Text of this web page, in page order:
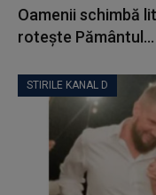
Oamenii schimbă
rotește Pământul...
STIRILE KANAL D